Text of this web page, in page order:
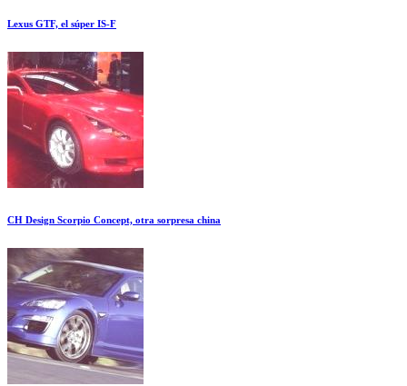
Lexus GTF, el súper IS-F
CH Design Scorpio Concept, otra sorpresa china